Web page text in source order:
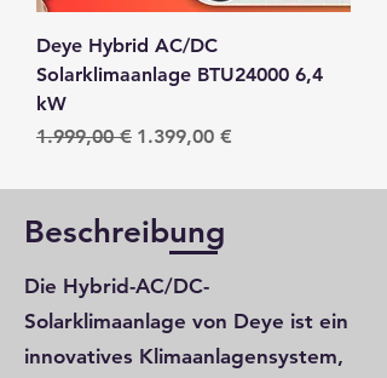
Deye Hybrid AC/DC
Solarklimaanlage BTU24000 6,4
kW
Standardpreis
1.999,00 € Sale-Preis
1.399,00 €
Beschreibung
​Die Hybrid-AC/DC-
Solarklimaanlage von Deye ist ein
innovatives Klimaanlagensystem,